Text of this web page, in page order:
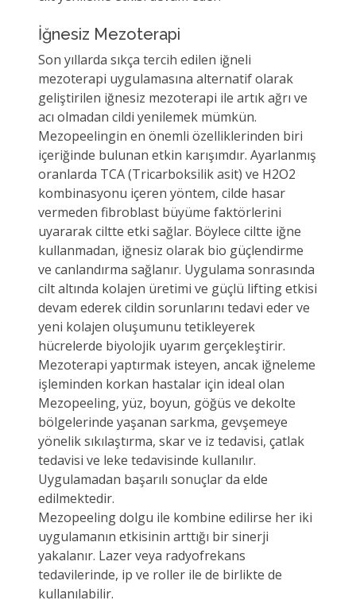
İğnesiz Mezoterapi
Son yıllarda sıkça tercih edilen iğneli
mezoterapi uygulamasına alternatif olarak
geliştirilen iğnesiz mezoterapi ile artık ağrı ve
acı olmadan cildi yenilemek mümkün.
Mezopeelingin en önemli özelliklerinden biri
içeriğinde bulunan etkin karışımdır. Ayarlanmış
oranlarda TCA (Tricarboksilik asit) ve H2O2
kombinasyonu içeren yöntem, cilde hasar
vermeden fibroblast büyüme faktörlerini
uyararak ciltte etki sağlar. Böylece ciltte iğne
kullanmadan, iğnesiz olarak bio güçlendirme
ve canlandırma sağlanır. Uygulama sonrasında
cilt altında kolajen üretimi ve güçlü lifting etkisi
devam ederek cildin sorunlarını tedavi eder ve
yeni kolajen oluşumunu tetikleyerek
hücrelerde biyolojik uyarım gerçekleştirir.
Mezoterapi yaptırmak isteyen, ancak iğneleme
işleminden korkan hastalar için ideal olan
Mezopeeling, yüz, boyun, göğüs ve dekolte
bölgelerinde yaşanan sarkma, gevşemeye
yönelik sıkılaştırma, skar ve iz tedavisi, çatlak
tedavisi ve leke tedavisinde kullanılır.
Uygulamadan başarılı sonuçlar da elde
edilmektedir.
Mezopeeling dolgu ile kombine edilirse her iki
uygulamanın etkisinin arttığı bir sinerji
yakalanır. Lazer veya radyofrekans
tedavilerinde, ip ve roller ile de birlikte de
kullanılabilir.